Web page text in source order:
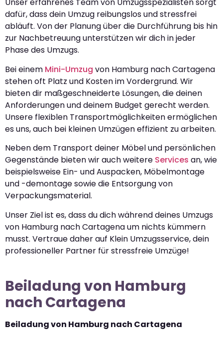
Unser erfahrenes Team von Umzugsspezialisten sorgt
dafür, dass dein Umzug reibungslos und stressfrei
abläuft. Von der Planung über die Durchführung bis hin
zur Nachbetreuung unterstützen wir dich in jeder
Phase des Umzugs.
Bei einem Mini-Umzug von Hamburg nach Cartagena
stehen oft Platz und Kosten im Vordergrund. Wir
bieten dir maßgeschneiderte Lösungen, die deinen
Anforderungen und deinem Budget gerecht werden.
Unsere flexiblen Transportmöglichkeiten ermöglichen
es uns, auch bei kleinen Umzügen effizient zu arbeiten.
Neben dem Transport deiner Möbel und persönlichen
Gegenstände bieten wir auch weitere Services an, wie
beispielsweise Ein- und Auspacken, Möbelmontage
und -demontage sowie die Entsorgung von
Verpackungsmaterial.
Unser Ziel ist es, dass du dich während deines Umzugs
von Hamburg nach Cartagena um nichts kümmern
musst. Vertraue daher auf Klein Umzugsservice, dein
professioneller Partner für stressfreie Umzüge!
Beiladung von Hamburg
nach Cartagena
Beiladung von Hamburg nach Cartagena